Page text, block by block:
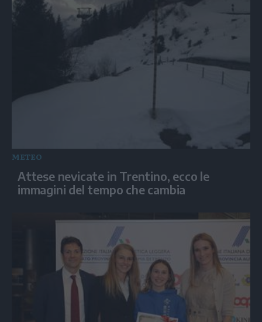
METEO
Attese nevicate in Trentino, ecco le
immagini del tempo che cambia